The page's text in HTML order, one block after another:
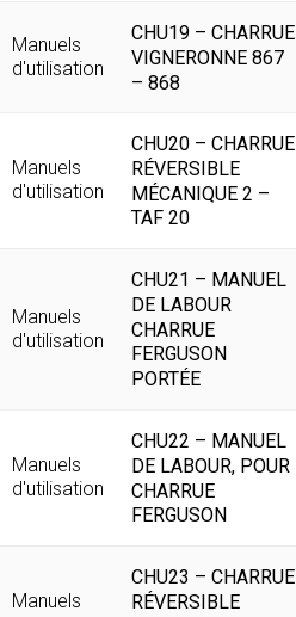
Manuels
d'utilisation
CHU19 – CHARRUE
VIGNERONNE 867
– 868
Manuels
d'utilisation
CHU20 – CHARRUE
RÉVERSIBLE
MÉCANIQUE 2 –
TAF 20
Manuels
d'utilisation
CHU21 – MANUEL
DE LABOUR
CHARRUE
FERGUSON
PORTÉE
Manuels
d'utilisation
CHU22 – MANUEL
DE LABOUR, POUR
CHARRUE
FERGUSON
Manuels
CHU23 – CHARRUE
RÉVERSIBLE